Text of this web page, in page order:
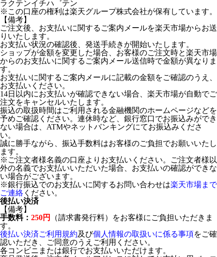
ラクテンイチハ゛テン
※この口座の権利は楽天グループ株式会社が保有しています。
【備考】
ご注文後、お支払いに関するご案内メールを楽天市場からお送
りいたします。
お支払い状況の確認後、発送手続きが開始いたします。
ショップが金額を変更した場合、お客様のご注文時と楽天市場
からのお支払いに関するご案内メール送信時で金額が異なりま
す。
お支払いに関するご案内メールに記載の金額をご確認のうえ、
お支払いください。
14日以内にお支払いが確認できない場合、楽天市場が自動でご
注文をキャンセルいたします。
振込の取扱時間はご利用される金融機関のホームページなどを
予めご確認ください。連休時など、銀行窓口でお振込みができ
ない場合は、ATMやネットバンキングにてお振込みくださ
い。
誠に勝手ながら、振込手数料はお客様のご負担でお願いいたし
ます。
※ご注文者様名義の口座よりお支払いください。ご注文者様以
外の名義でお支払いいただいた場合、お支払いの確認ができな
い場合がございます。
※銀行振込でのお支払いに関するお問い合わせは楽天市場まで
ご連絡 ください。
後払い決済
【備考】
手数料： 250円
（請求書発行料）をお客様にご負担いただきま
す。
後払い決済ご利用規約及び個人情報の取扱いに係る事項をご確
認いただき、ご同意のうえご利用ください。
各コンビニまたは銀行でお支払いいただけます。